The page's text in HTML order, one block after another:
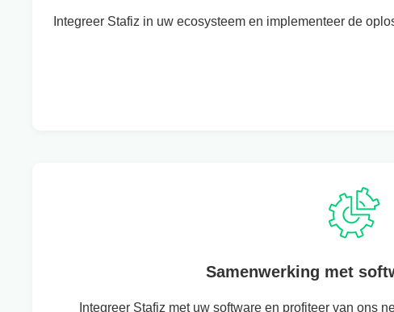
Integreer Stafiz in uw ecosysteem en implementeer de
Samenwerking met
Integreer Stafiz met uw software en profiteer van ons